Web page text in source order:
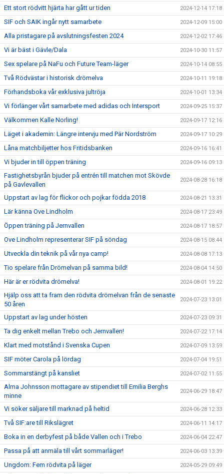
Ett stort rödvitt hjärta har gått ur tiden 2024-12-14 17:18
SIF och SAIK ingår nytt samarbete 2024-12-09 15:00
Alla pristagare på avslutningsfesten 2024 2024-12-02 17:46
Vi är bäst i Gävle/Dala 2024-10-30 11:57
Sex spelare på NaFu och Future Team-läger 2024-10-14 08:55
Två Rödvästar i historisk drömelva 2024-10-11 19:18
Förhandsboka vår exklusiva jultröja 2024-10-01 13:34
Vi förlänger vårt samarbete med adidas och Intersport 2024-09-25 15:37
Välkommen Kalle Norling! 2024-09-17 12:16
Läget i akademin: Längre intervju med Pär Nordström 2024-09-17 10:29
Låna matchbiljetter hos Fritidsbanken 2024-09-16 16:41
Vi bjuder in till öppen träning 2024-09-16 09:13
Fastighetsbyrån bjuder på entrén till matchen mot Skövde
på Gavlevallen
2024-08-28 16:18
Uppstart av lag för flickor och pojkar födda 2018 2024-08-21 13:31
Lär känna Ove Lindholm 2024-08-17 23:49
Öppen träning på Jernvallen 2024-08-17 18:57
Ove Lindholm representerar SIF på söndag 2024-08-15 08:44
Utveckla din teknik på vår nya camp! 2024-08-08 17:13
Tio spelare från Drömelvan på samma bild! 2024-08-04 14:50
Här är er rödvita drömelva! 2024-08-01 19:22
Hjälp oss att ta fram den rödvita drömelvan från de senaste
50 åren
2024-07-23 13:01
Uppstart av lag under hösten 2024-07-23 09:31
Ta dig enkelt mellan Trebo och Jernvallen! 2024-07-22 17:14
Klart med motstånd i Svenska Cupen 2024-07-09 13:59
SIF möter Carola på lördag 2024-07-04 19:51
Sommarstängt på kansliet 2024-07-02 11:55
Alma Johnsson mottagare av stipendiet till Emilia Berghs
minne
2024-06-29 18:47
Vi söker säljare till marknad på heltid 2024-06-28 12:33
Två SIF:are till Rikslägret 2024-06-11 14:17
Boka in en derbyfest på både Vallen och i Trebo 2024-06-04 22:47
Passa på att anmäla till vårt sommarläger! 2024-06-03 13:39
Ungdom: Fem rödvita på läger 2024-05-29 09:49